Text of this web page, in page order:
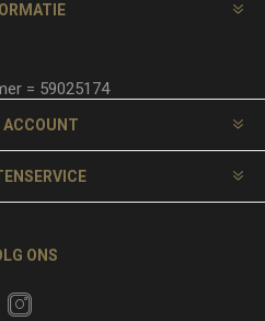
= 59025174
ACCOUNT
ONS